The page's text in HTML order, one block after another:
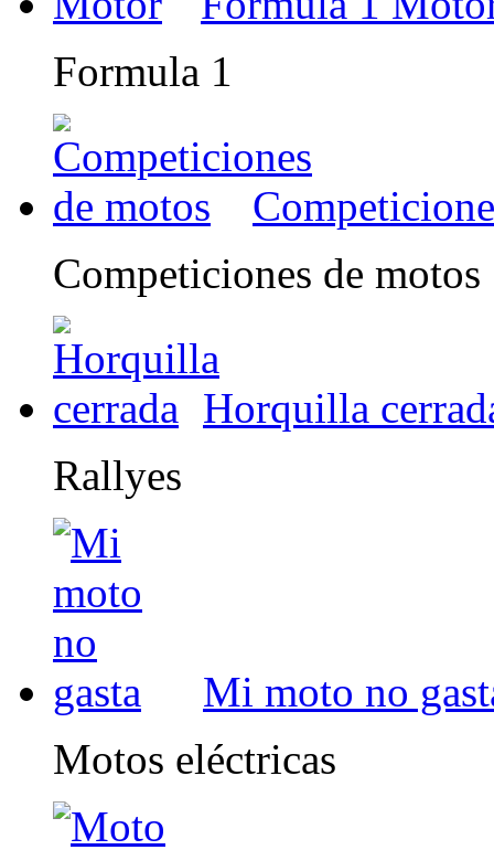
Formula 1
Competiciones de motos
Horquilla
Rallyes
Mi moto no
Motos eléctricas